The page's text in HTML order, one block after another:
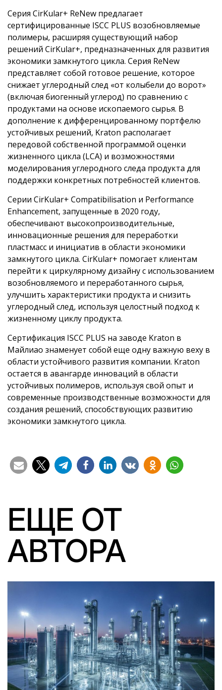
Серия CirKular+ ReNew предлагает
сертифицированные ISCC PLUS возобновляемые
полимеры, расширяя существующий набор
решений CirKular+, предназначенных для развития
экономики замкнутого цикла. Серия ReNew
представляет собой готовое решение, которое
снижает углеродный след «от колыбели до ворот»
(включая биогенный углерод) по сравнению с
продуктами на основе ископаемого сырья. В
дополнение к дифференцированному портфелю
устойчивых решений, Kraton располагает
передовой собственной программой оценки
жизненного цикла (LCA) и возможностями
моделирования углеродного следа продукта для
поддержки конкретных потребностей клиентов.
Серии CirKular+ Compatibilisation и Performance
Enhancement, запущенные в 2020 году,
обеспечивают высокопроизводительные,
инновационные решения для переработки
пластмасс и инициатив в области экономики
замкнутого цикла. CirKular+ помогает клиентам
перейти к циркулярному дизайну с использованием
возобновляемого и переработанного сырья,
улучшить характеристики продукта и снизить
углеродный след, используя целостный подход к
жизненному циклу продукта.
Сертификация ISCC PLUS на заводе Kraton в
Майлиао знаменует собой еще одну важную веху в
области устойчивого развития компании. Kraton
остается в авангарде инноваций в области
устойчивых полимеров, используя свой опыт и
современные производственные возможности для
создания решений, способствующих развитию
экономики замкнутого цикла.
ЕЩЕ ОТ
АВТОРА